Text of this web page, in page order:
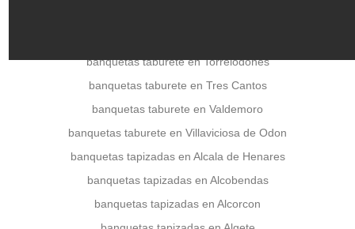
banquetas taburete en Torrelodones
banquetas taburete en Tres Cantos
banquetas taburete en Valdemoro
banquetas taburete en Villaviciosa de Odon
banquetas tapizadas en Alcala de Henares
banquetas tapizadas en Alcobendas
banquetas tapizadas en Alcorcon